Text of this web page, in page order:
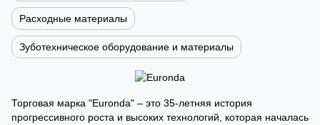
Расходные материалы
Зуботехническое оборудование и материалы
Торговая марка "Euronda" – это 35-летняя история
прогрессивного роста и высоких технологий, которая началась